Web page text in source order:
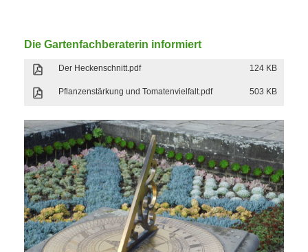
Die Gartenfachberaterin informiert
Der Heckenschnitt.pdf 124 KB
Pflanzenstärkung und Tomatenvielfalt.pdf 503 KB